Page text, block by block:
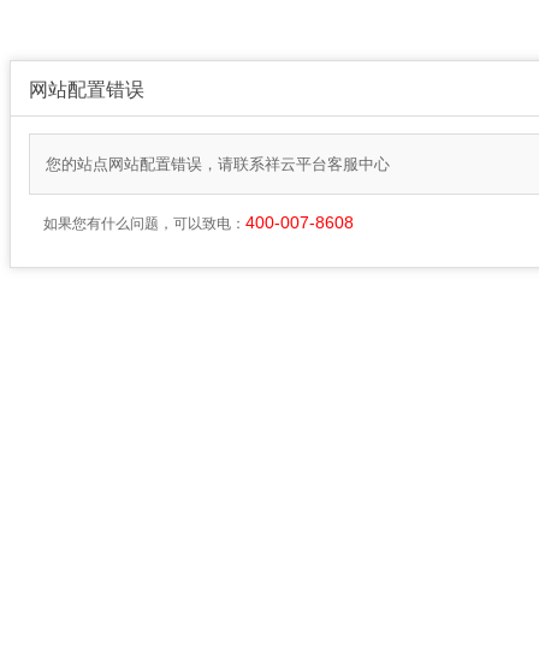
网站配置错误
您的站点网站配置错误，请联系祥云平台客服中心
如果您有什么问题，可以致电： 400-007-8608